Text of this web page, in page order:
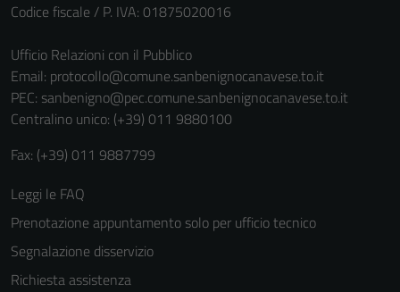
Codice fiscale / P. IVA: 01875020016
Ufficio Relazioni con il Pubblico
Email: protocollo@comune.sanbenignocanavese.to.it
PEC: sanbenigno@pec.comune.sanbenignocanavese.to.it
Centralino unico: (+39) 011 9880100
Fax: (+39) 011 9887799
Leggi le FAQ
Prenotazione appuntamento solo per ufficio tecnico
Segnalazione disservizio
Richiesta assistenza